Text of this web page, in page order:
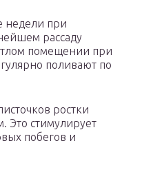
недели при
рассаду
помещении при
поливают по
ростки
Это стимулирует
побегов и